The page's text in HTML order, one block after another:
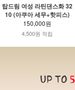
탑드림 여성 라틴댄스화 32
10 (아쿠아 세무+핫피스)
150,000원
4,500원 적립